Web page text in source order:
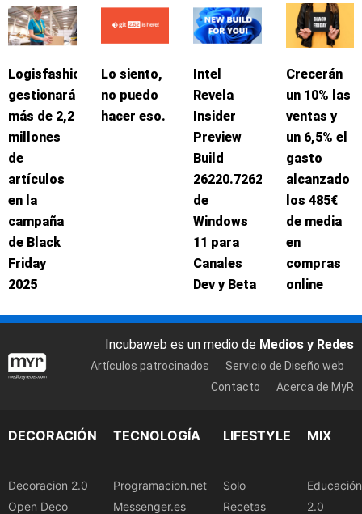
Logisfashion
gestionará
más de 2,2
millones
de
artículos
en la
campaña
de Black
Friday
2025
Lo siento,
no puedo
hacer eso.
Intel
Revela
Insider
Preview
Build
26220.7262
de
Windows
11 para
Canales
Dev y Beta
Crecerán
un 10% las
ventas y
un 6,5% el
gasto
alcanzado
los 485€
de media
en
compras
online
Incubaweb es un medio de Medios y Redes
Artículos patrocinados
Servicio de Diseño web
Contacto
Acerca de MyR
DECORACIÓN
Decoracion 2.0
Open Deco
TECNOLOGÍA
Programacion.net
Messenger.es
LIFESTYLE
Solo
Recetas
MIX
Educación
2.0